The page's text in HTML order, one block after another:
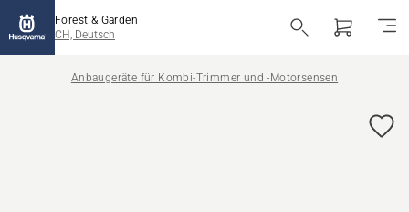
Forest & Garden
CH, Deutsch
Anbaugeräte für Kombi-Trimmer und -Motorsensen